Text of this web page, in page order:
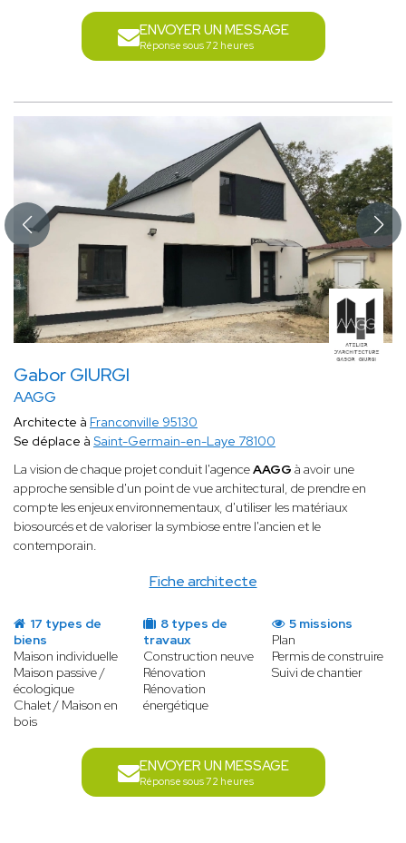
ENVOYER UN MESSAGE
Réponse sous 72 heures
Gabor GIURGI
AAGG
Fiche architecte
Architecte à Franconville 95130
Se déplace à Saint-Germain-en-Laye 78100
La vision de chaque projet conduit l'agenceAAGG à avoir une
approche sensible d'un point de vue architectural, de prendre en
compte les enjeux environnementaux, d'utiliser les matériaux
biosourcés et de valoriser la symbiose entre l'ancien et le
contemporain.
17 types de
biens
Maison individuelle
Maison passive /
écologique
Chalet / Maison en
bois
8 types de
travaux
Construction neuve
Rénovation
Rénovation
énergétique
5 missions
Plan
Permis de construire
Suivi de chantier
ENVOYER UN MESSAGE
Réponse sous 72 heures